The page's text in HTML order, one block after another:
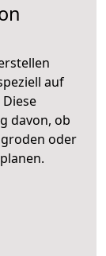
auf
davon, ob
oder